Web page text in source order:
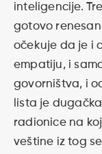
inteligencije.
gotovo
očekuje da je i
empatiju, i
govorništva, i
lista je
radionice na
veštine iz tog